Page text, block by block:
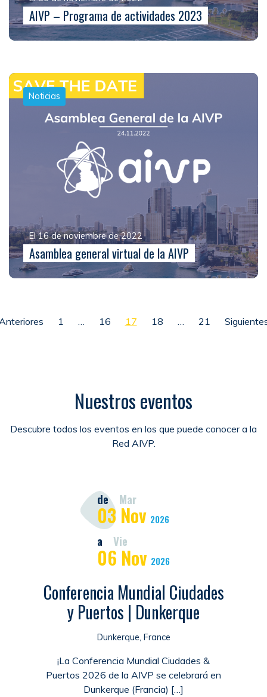
AIVP – Programa de actividades 2023
Noticias
El 16 de noviembre de 2022
Asamblea general virtual de la AIVP
Paginación de entradas
1 … 16 17 18 … 21
Nuestros eventos
Descubre todos los eventos en los que puede conocer a la
Red AIVP.
de Mar
03 Nov 2026
a Vie
06 Nov 2026
Conferencia Mundial Ciudades
y Puertos | Dunkerque
Dunkerque, France
¡La Conferencia Mundial Ciudades &
Puertos 2026 de la AIVP se celebrará en
Dunkerque (Francia) […]